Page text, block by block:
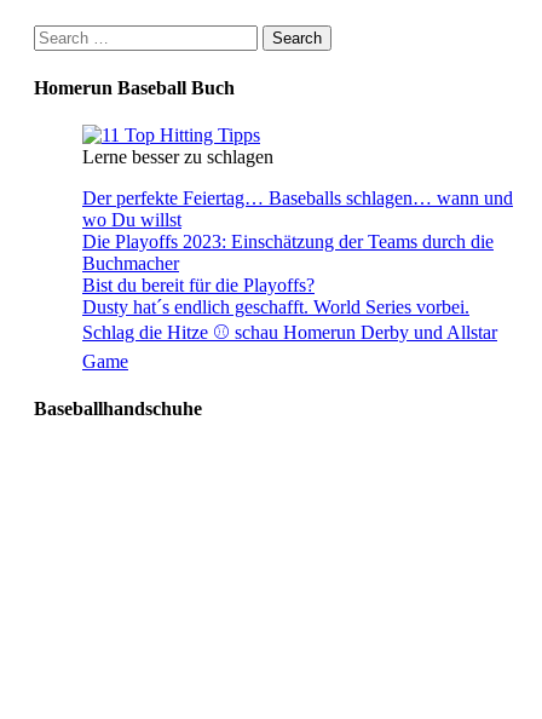
Search
for:
Homerun Baseball Buch
Lerne besser zu schlagen
Der perfekte Feiertag… Baseballs schlagen… wann und
wo Du willst
Die Playoffs 2023: Einschätzung der Teams durch die
Buchmacher
Bist du bereit für die Playoffs?
Dusty hat´s endlich geschafft. World Series vorbei.
Schlag die Hitze ⚾️ schau Homerun Derby und Allstar
Game
Baseballhandschuhe